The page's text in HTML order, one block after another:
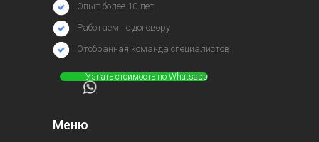
Меню
Опыт более 10 лет
Работаем по договору
⠀⠀⠀⠀Узнать стоимость по Whatsapp
Отобранная команда специалистов